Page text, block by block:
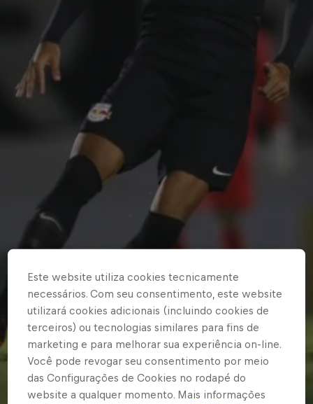
Este website utiliza cookies tecnicamente
necessários. Com seu consentimento, este website
utilizará cookies adicionais (incluindo cookies de
terceiros) ou tecnologias similares para fins de
marketing e para melhorar sua experiência on-line.
Você pode revogar seu consentimento por meio
das Configurações de Cookies no rodapé do
website a qualquer momento. Mais informações